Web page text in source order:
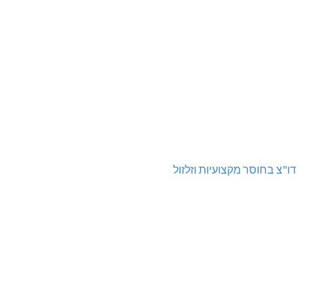
דו"צ בחוסר מקצועיות וזלזול